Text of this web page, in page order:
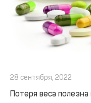
28 сентября, 2022
Потеря веса